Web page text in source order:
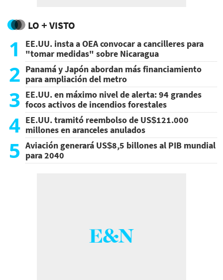
LO + VISTO
1
EE.UU. insta a OEA convocar a cancilleres para
"tomar medidas" sobre Nicaragua
2 Panamá y Japón abordan más financiamiento
para ampliación del metro
3 EE.UU. en máximo nivel de alerta: 94 grandes
focos activos de incendios forestales
4 EE.UU. tramitó reembolso de US$121.000
millones en aranceles anulados
5 Aviación generará US$8,5 billones al PIB mundial
para 2040